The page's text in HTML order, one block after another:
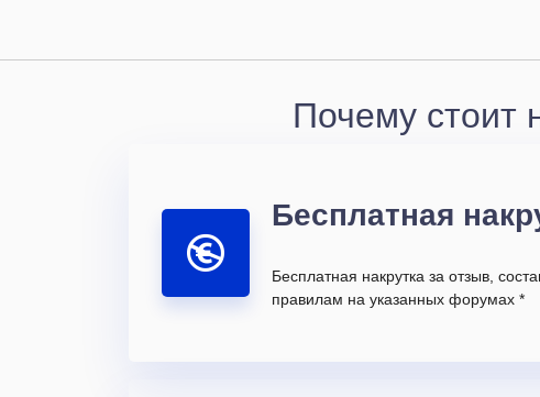
Почему стоит
Бесплатная
Бесплатная накрутка за отзыв,
правилам на указанных форумах *